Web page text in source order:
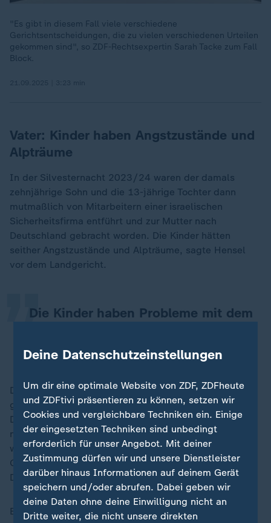
"Es gibt in diesem Fall viele verschiedene
Gerichtsentscheidungen, die zu vielen verschiedenen Urteilen
gekommen sind", so ZDF-Rechtsexpertin Sarah Tacke zum Fall
Block.
Vater: Kinder haben Angstzustände und
Alpträume
In der Silvesternacht 2023/24 waren der damals
zehnjährige Sohn und die 13-jährige Tochter dann
mutmaßlich von Mitarbeitern einer israelischen
Sicherheitsfirma entführt und zur Mutter nach
Deutschland gebracht worden. Die Kinder hätten
seither Angstzustände und Alpträume, sagte Hensel
vor dem Landgericht.
Die Kinder haben Probleme mit dem
„
Stephan Hensel
Das sei vor allem in der dunklen Jahreszeit so. Für die
ganze Familie sei noch keine Normalität eingetreten.
Die Kinder seien aus Sicherheitsgründen in der Schule
nicht unter ihrem richtigen Namen angemeldet. Nach
wenigen Tagen mussten sie aufgrund einer
Gerichtsentscheidung wieder zu ihrem Vater nach
Dänemark zurückkehren.
Block ist angeklagt, die Rückholaktion in Auftrag
Deine Datenschutzeinstellungen
Um dir eine optimale Website von ZDF, ZDFheute
und ZDFtivi präsentieren zu können, setzen wir
Cookies und vergleichbare Techniken ein. Einige
der eingesetzten Techniken sind unbedingt
erforderlich für unser Angebot. Mit deiner
Zustimmung dürfen wir und unsere Dienstleister
darüber hinaus Informationen auf deinem Gerät
speichern und/oder abrufen. Dabei geben wir
deine Daten ohne deine Einwilligung nicht an
Dritte weiter, die nicht unsere direkten